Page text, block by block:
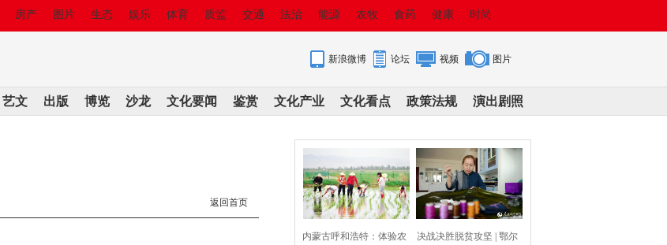
房产 图片 生态 娱乐 体育 质监 交通 法治 能源 农牧 食药 健康 时尚
新浪微博 论坛 视频 图片
艺文 出版 博览 沙龙 文化要闻 鉴赏 文化产业 文化看点 政策法规 演出剧照
返回首页
内蒙古呼和浩特：体验农 决战决胜脱贫攻坚 | 鄂尔